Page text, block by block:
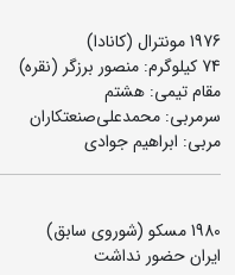
1976 مونترال (کانادا)
74 کیلوگرم: منصور برزگر (نقره)
مقام تیمی: هشتم
سرمربی: محمدعلی‌صنعتکاران
مربی: ابراهیم جوادی
1980 مسکو (شوروی سابق)
ایران حضور نداشت